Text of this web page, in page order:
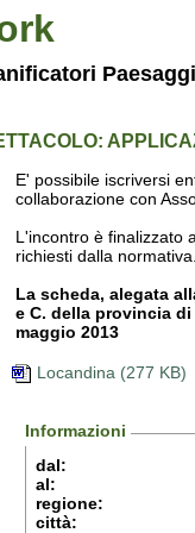
E' possibile iscriversi
collaborazione con
L'incontro è finalizzato
richiesti dalla
La scheda, alegata
e C. della provincia
maggio 2013
Locandina (277 KB)
Informazioni
dal:
al:
regione:
città: